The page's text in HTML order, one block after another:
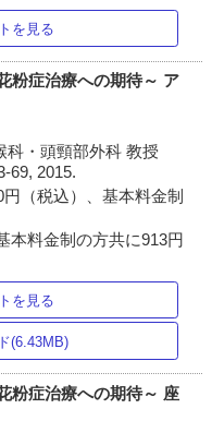
を見る
粉症治療への期待～ ア
科・頭頸部外科 教授
69, 2015.
（税込）、基本料金制
本料金制の方共に913円
を見る
(6.43MB)
粉症治療への期待～ 座